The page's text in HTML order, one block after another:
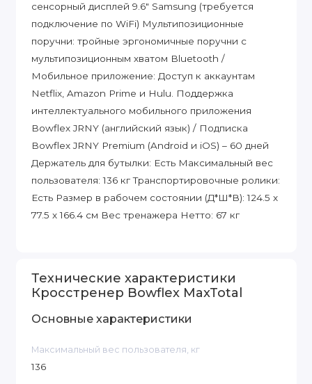
сенсорный дисплей 9.6" Samsung (требуется
подключение по WiFi) Мультипозиционные
поручни: тройные эргономичные поручни с
мультипозиционным хватом Bluetooth /
Мобильное приложение: Доступ к аккаунтам
Netflix, Amazon Prime и Hulu. Поддержка
интеллектуального мобильного приложения
Bowflex JRNY (английский язык) / Подписка
Bowflex JRNY Premium (Android и iOS) – 60 дней
Держатель для бутылки: Есть Максимальный вес
пользователя: 136 кг Транспортировочные ролики:
Есть Размер в рабочем состоянии (Д*Ш*В): 124.5 x
77.5 x 166.4 см Вес тренажера Нетто: 67 кг
Технические характеристики
Кросстренер Bowflex MaxTotal
Основные характеристики
Максимальный вес пользователя, кг
136